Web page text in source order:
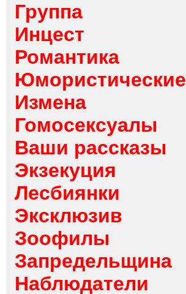
Группа
Инцест
Романтика
Юмористические
Измена
Гомосексуалы
Ваши рассказы
Экзекуция
Лесбиянки
Эксклюзив
Зоофилы
Запредельщина
Наблюдатели